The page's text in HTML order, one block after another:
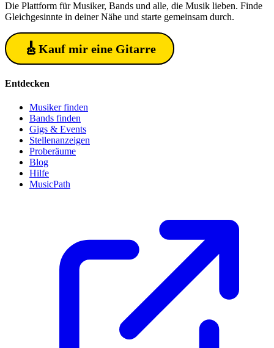
Die Plattform für Musiker, Bands und alle, die Musik lieben. Finde
Gleichgesinnte in deiner Nähe und starte gemeinsam durch.
🎸 Kauf mir eine Gitarre
Entdecken
Musiker finden
Bands finden
Gigs & Events
Stellenanzeigen
Proberäume
Blog
Hilfe
MusicPath